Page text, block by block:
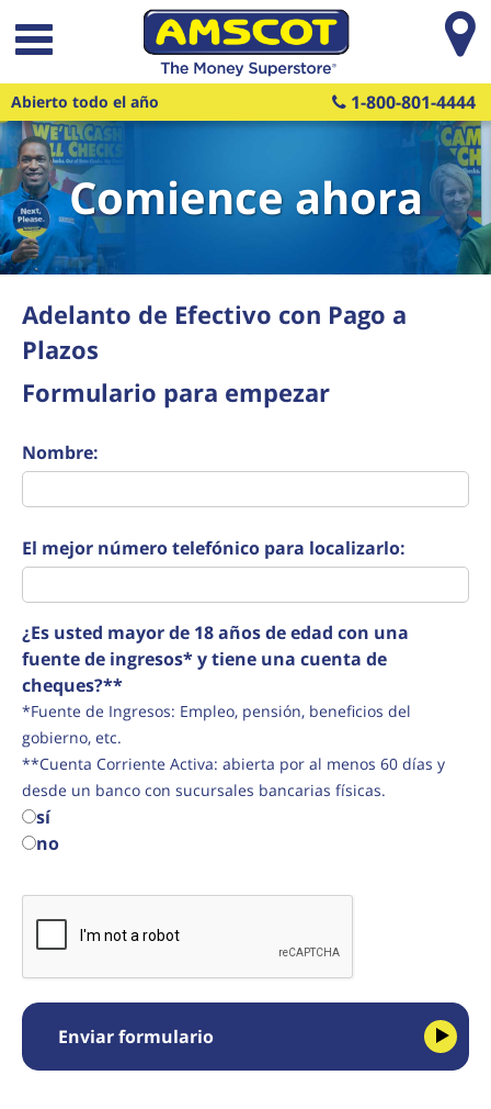
Saltar al contenido principal
Abierto todo el año 1-800-801-4444
Comience ahora
Adelanto de Efectivo con Pago a
Plazos
Formulario para empezar
Nombre:
El mejor número telefónico para localizarlo:
¿Es usted mayor de 18 años de edad con una
fuente de ingresos* y tiene una cuenta de
cheques?**
*Fuente de Ingresos: Empleo, pensión, beneficios del
gobierno, etc.
**Cuenta Corriente Activa: abierta por al menos 60 días y
desde un banco con sucursales bancarias físicas.
sí
no
Enviar formulario